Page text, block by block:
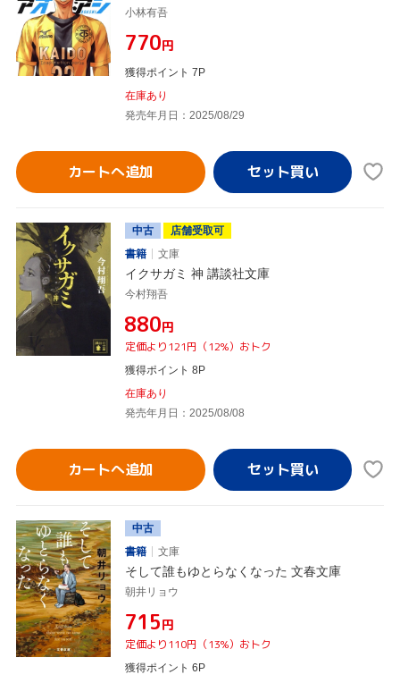
小林有吾
¥770円
獲得ポイント 7P
在庫あり
発売年月日：2025/08/29
カートへ追加
中古
店舗受取可
書籍
文庫
イクサガミ 神 講談社文庫
今村翔吾
¥880円
定価より121円（12%）おトク
獲得ポイント 8P
在庫あり
発売年月日：2025/08/08
カートへ追加
中古
書籍
文庫
そして誰もゆとらなくなった 文春文庫
朝井リョウ
¥715円
定価より110円（13%）おトク
獲得ポイント 6P